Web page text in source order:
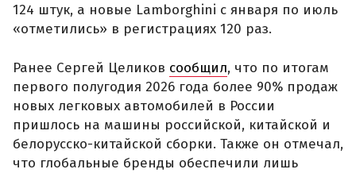
124 штук, а новые Lamborghini с января по июль
«отметились» в регистрациях 120 раз.
Ранее Сергей Целиков сообщил, что по итогам
первого полугодия 2026 года более 90% продаж
новых легковых автомобилей в России
пришлось на машины российской, китайской и
белорусско-китайской сборки. Также он отмечал,
что глобальные бренды обеспечили лишь